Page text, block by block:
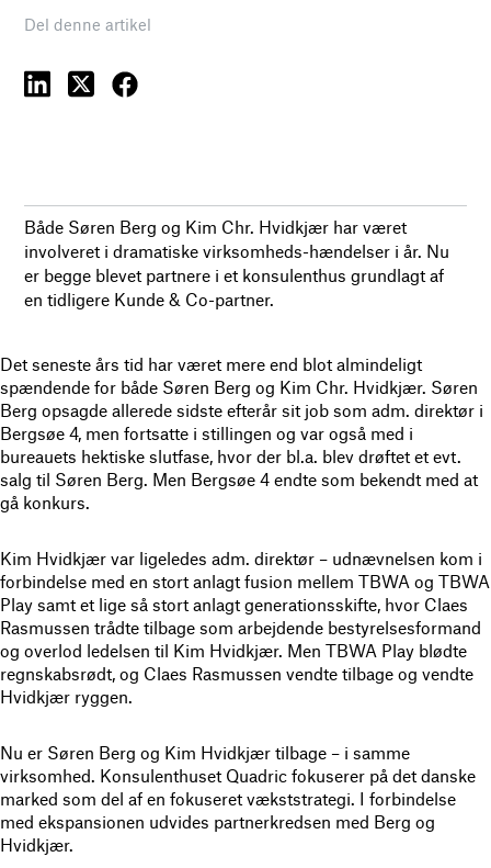
Del denne artikel
Både Søren Berg og Kim Chr. Hvidkjær har været
involveret i dramatiske virksomheds-hændelser i år. Nu
er begge blevet partnere i et konsulenthus grundlagt af
en tidligere Kunde & Co-partner.
Det seneste års tid har været mere end blot almindeligt
spændende for både Søren Berg og Kim Chr. Hvidkjær. Søren
Berg opsagde allerede sidste efterår sit job som adm. direktør i
Bergsøe 4, men fortsatte i stillingen og var også med i
bureauets hektiske slutfase, hvor der bl.a. blev drøftet et evt.
salg til Søren Berg. Men Bergsøe 4 endte som bekendt med at
gå konkurs.
Kim Hvidkjær var ligeledes adm. direktør – udnævnelsen kom i
forbindelse med en stort anlagt fusion mellem TBWA og TBWA
Play samt et lige så stort anlagt generationsskifte, hvor Claes
Rasmussen trådte tilbage som arbejdende bestyrelsesformand
og overlod ledelsen til Kim Hvidkjær. Men TBWA Play blødte
regnskabsrødt, og Claes Rasmussen vendte tilbage og vendte
Hvidkjær ryggen.
Nu er Søren Berg og Kim Hvidkjær tilbage – i samme
virksomhed. Konsulenthuset Quadric fokuserer på det danske
marked som del af en fokuseret vækststrategi. I forbindelse
med ekspansionen udvides partnerkredsen med Berg og
Hvidkjær.